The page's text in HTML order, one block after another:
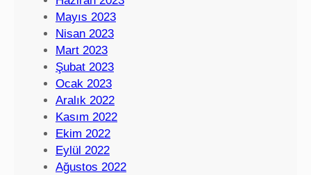
Mayıs 2023
Nisan 2023
Mart 2023
Şubat 2023
Ocak 2023
Aralık 2022
Kasım 2022
Ekim 2022
Eylül 2022
Ağustos 2022